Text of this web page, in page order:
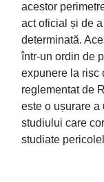
acestor
act oficial și de
determinată.
într-un ordin de
expunere la risc
reglementat de
este o ușurare a
studiului care
studiate